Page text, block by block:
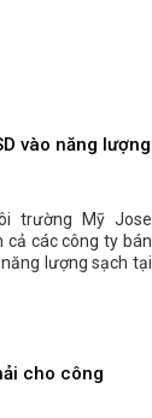
vào năng lượng
trường Mỹ Jose
cả các công ty bán
lượng sạch tại
cho công